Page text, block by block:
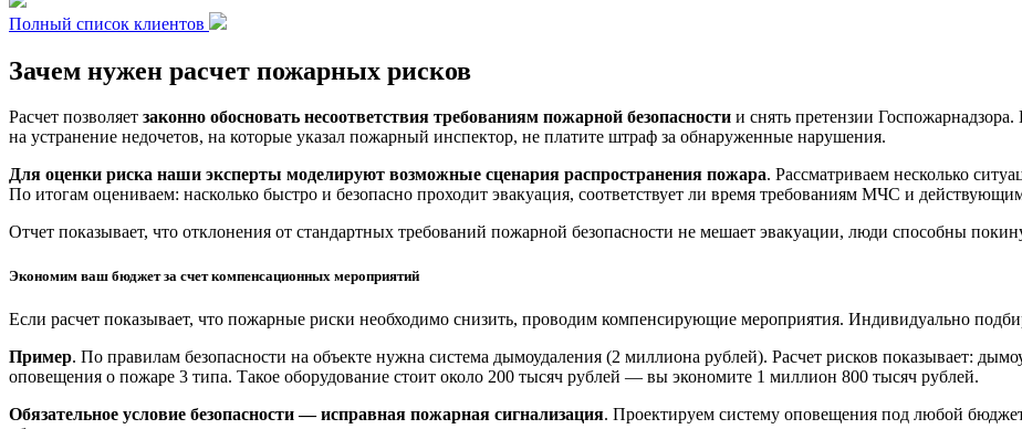
Полный список клиентов
Зачем нужен расчет пожарных рисков
Расчет позволяет законно обосновать несоответствия требованиям пожарной безопасности и снять претензии
на устранение недочетов, на которые указал пожарный инспектор, не платите штраф за обнаруженные нарушения.
Для оценки риска наши эксперты моделируют возможные сценария распространения пожара. Рассматриваем несколько
По итогам оцениваем: насколько быстро и безопасно проходит эвакуация, соответствует ли время требованиям МЧС и
Отчет показывает, что отклонения от стандартных требований пожарной безопасности не мешает эвакуации, люди способны
Экономим ваш бюджет за счет компенсационных мероприятий
Если расчет показывает, что пожарные риски необходимо снизить, проводим компенсирующие мероприятия. Индивидуально
Пример. По правилам безопасности на объекте нужна система дымоудаления (2 миллиона рублей). Расчет рисков показывает:
оповещения о пожаре 3 типа. Такое оборудование стоит около 200 тысяч рублей — вы экономите 1 миллион 800 тысяч рублей.
Обязательное условие безопасности — исправная пожарная сигнализация. Проектируем систему оповещения под любой